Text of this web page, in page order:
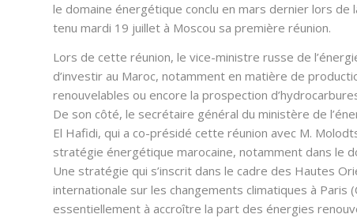
le domaine énergétique conclu en mars dernier lors de
tenu mardi 19 juillet à Moscou sa première réunion.
Lors de cette réunion, le vice-ministre russe de
d’investir au Maroc, notamment en matière de
renouvelables ou encore la prospection
De son côté, le secrétaire général du ministère de
El Hafidi, qui a co-présidé cette réunion avec M.
stratégie énergétique marocaine, notamment dans le
Une stratégie qui s’inscrit dans le cadre des Hautes
internationale sur les changements climatiques à Paris
essentiellement à accroître la part des énergies